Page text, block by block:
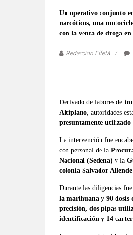
Un operativo conjunto
narcóticos, una
con la venta de droga
Redacción Effetá
Derivado de labores de
Altiplano , autoridades
presuntamente
La intervención fue
con personal de la
Nacional (Sedena) y la
colonia Salvador Allende
Durante las diligencias
la marihuana y 90 dosis
precisión, dos pipas
identificación y 14